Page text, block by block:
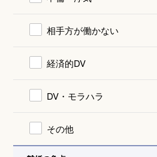
相手方が働かない
経済的DV
DV・モラハラ
その他